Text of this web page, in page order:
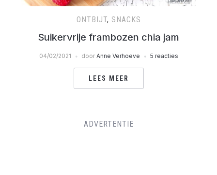
ONTBIJT, SNACKS
Suikervrije frambozen chia jam
04/02/2021 door Anne Verhoeve 5 reacties
LEES MEER
ADVERTENTIE